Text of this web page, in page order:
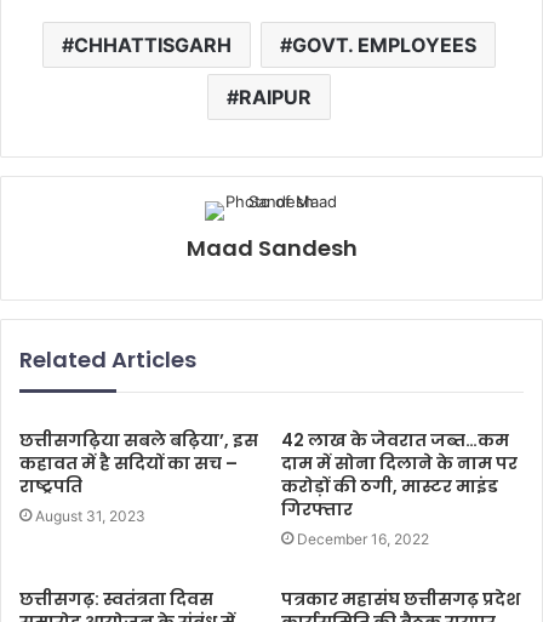
CHHATTISGARH GOVT. EMPLOYEES
RAIPUR
Maad Sandesh
Related Articles
छत्तीसगढ़िया सबले बढ़िया’, इस
कहावत में है सदियों का सच –
राष्ट्रपति
August 31, 2023
42 लाख के जेवरात जब्त…कम
दाम में सोना दिलाने के नाम पर
करोड़ों की ठगी, मास्टर माइंड
गिरफ्तार
December 16, 2022
छत्तीसगढ़: स्वतंत्रता दिवस
पत्रकार महासंघ छत्तीसगढ़ प्रदेश